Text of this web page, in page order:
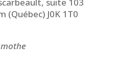
suite 103
(Québec) J0K 1T0